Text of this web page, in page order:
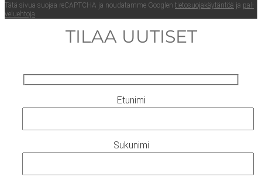
Tätä sivua suo­jaa reCAPTC­HA ja nou­da­tam­me Googlen tie­to­suo­ja­käy­tän­töä ja pal­
ve­lueh­to­ja.
TILAA UUTISET
Etunimi
Sukunimi